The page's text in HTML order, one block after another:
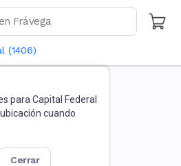
(1406)
para Capital Federal
cuando
cerrar